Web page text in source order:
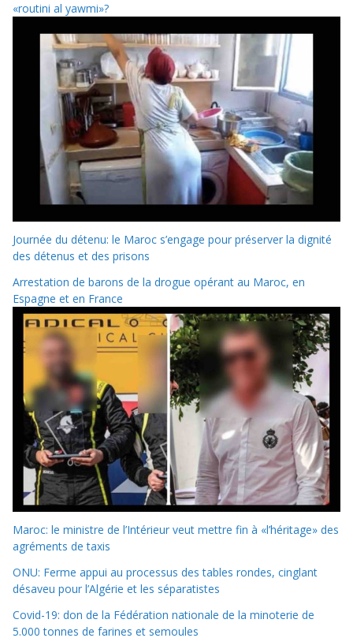
«routini al yawmi»?
Journée du détenu: le Maroc s’engage pour préserver la dignité
des détenus et des prisons
Arrestation de barons de la drogue opérant au Maroc, en
Espagne et en France
Maroc: le ministre de l’Intérieur veut mettre fin à «l’héritage» des
agréments de taxis
ONU: Ferme appui au processus des tables rondes, cinglant
désaveu pour l’Algérie et les séparatistes
Covid-19: don de la Fédération nationale de la minoterie de
5.000 tonnes de farines et semoules